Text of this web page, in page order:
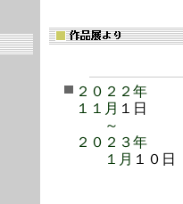
２０２２年
１１月 １日
～
２０２３年
１月 １０日